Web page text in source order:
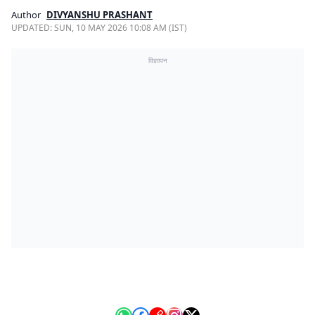
Author DIVYANSHU PRASHANT
UPDATED:SUN, 10 MAY 2026 10:08 AM (IST)
विज्ञापन